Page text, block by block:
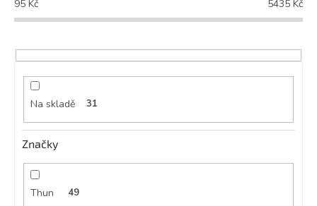
r
o
u
95 Kč 5435 Kč
Na skladě 31
Značky
Thun 49